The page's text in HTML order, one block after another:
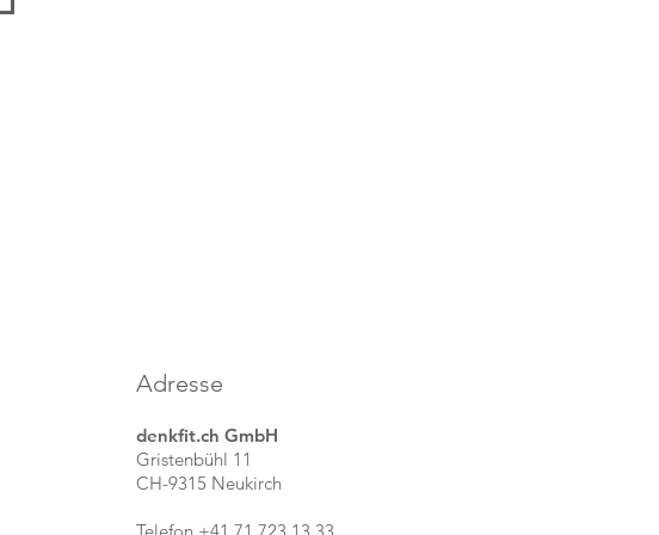
Adresse
denkfit.ch GmbH
Gristenbühl 11
CH-9315 Neukirch